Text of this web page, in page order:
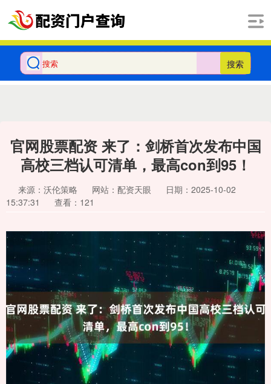
搜索
官网股票配资 来了：剑桥首次发布中国
高校三档认可清单，最高con到95！
来源：沃伦策略 网站：配资天眼
日期：2025-10-02
15:37:31
查看：121